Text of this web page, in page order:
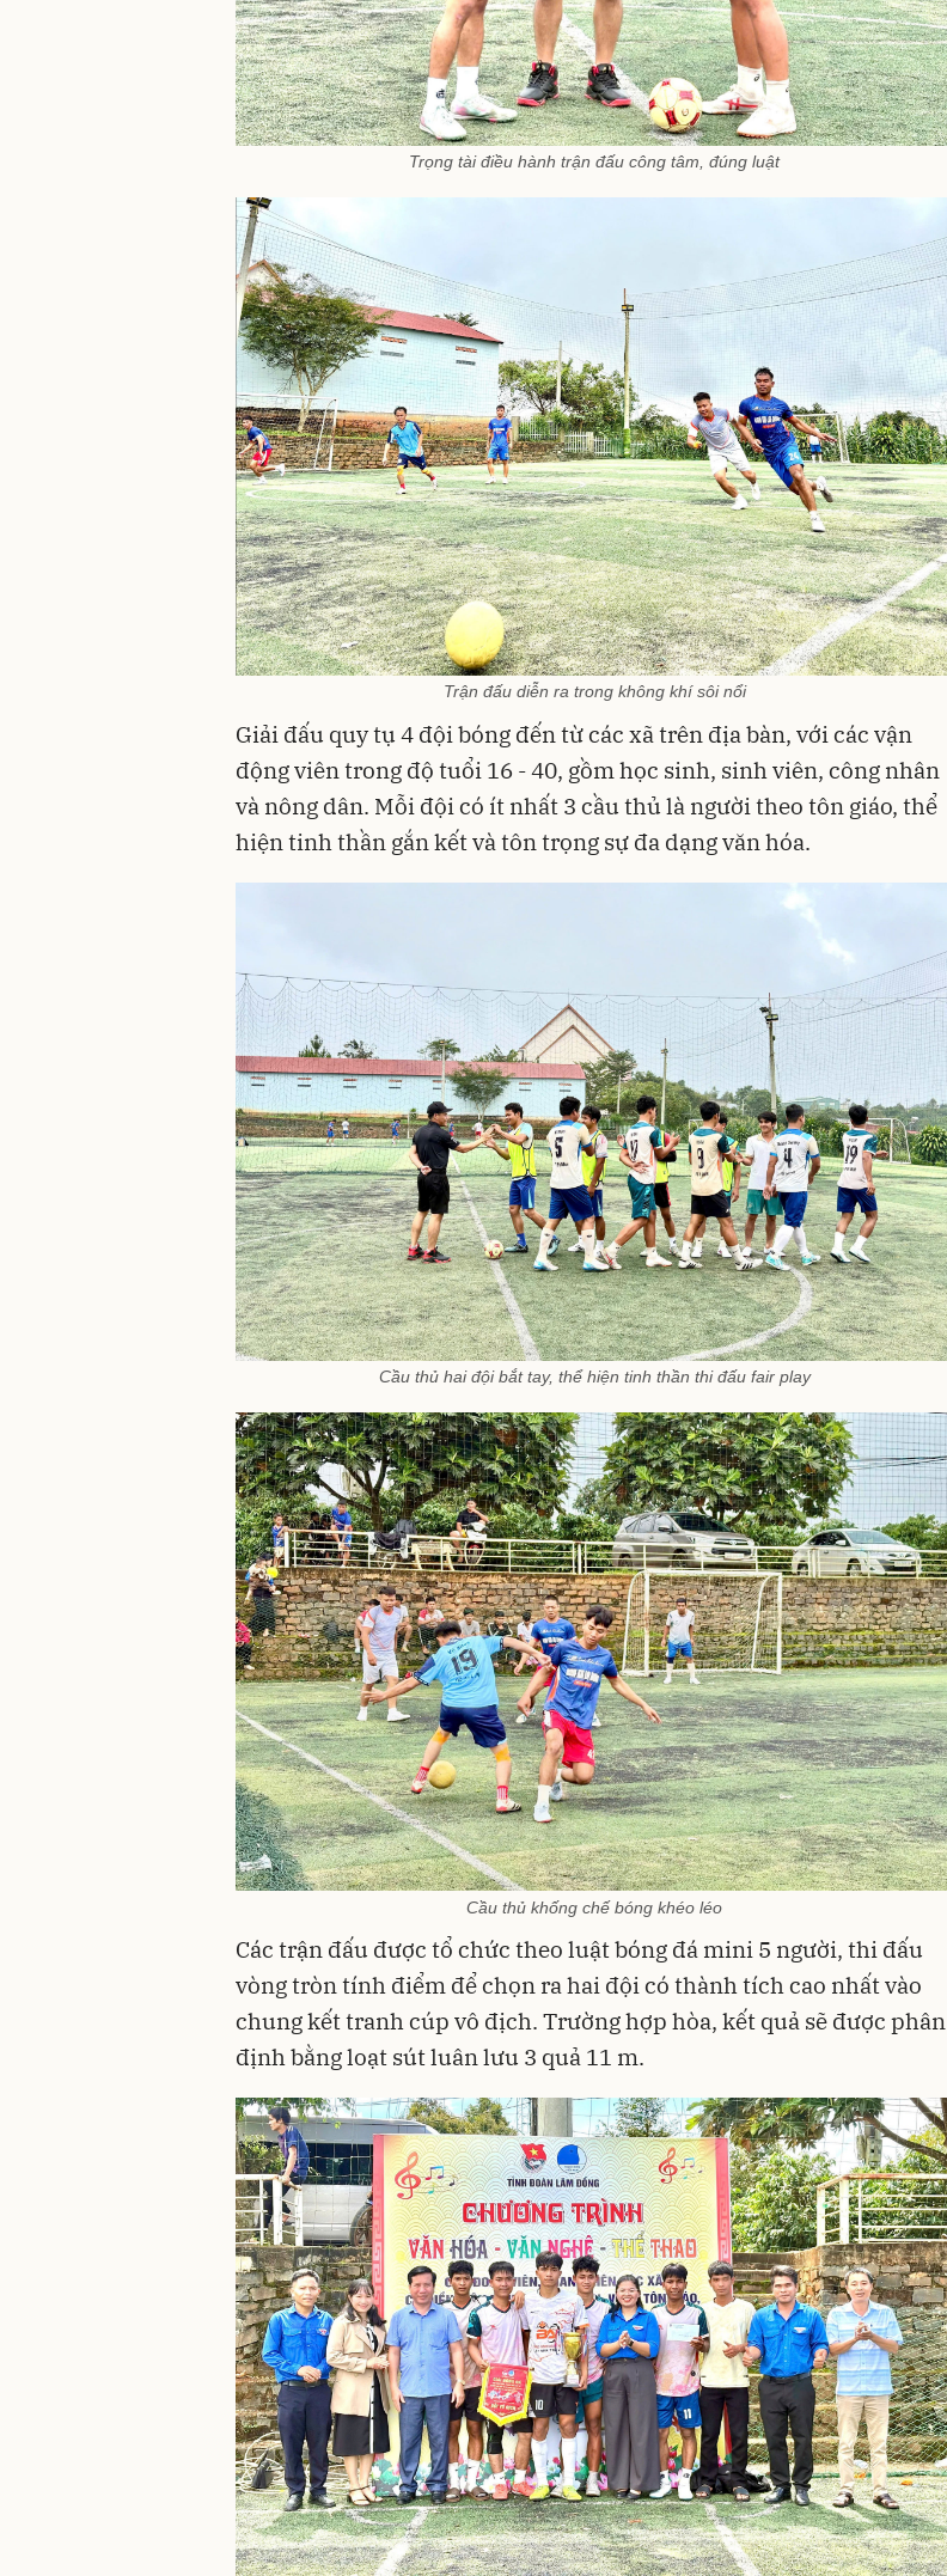
Trọng tài điều hành trận đấu công tâm, đúng luật
Trận đấu diễn ra trong không khí sôi nổi
Giải đấu quy tụ 4 đội bóng đến từ các xã trên địa bàn, với các vận
động viên trong độ tuổi 16 - 40, gồm học sinh, sinh viên, công nhân
và nông dân. Mỗi đội có ít nhất 3 cầu thủ là người theo tôn giáo, thể
hiện tinh thần gắn kết và tôn trọng sự đa dạng văn hóa.
Cầu thủ hai đội bắt tay, thể hiện tinh thần thi đấu fair play
Cầu thủ khống chế bóng khéo léo
Các trận đấu được tổ chức theo luật bóng đá mini 5 người, thi đấu
vòng tròn tính điểm để chọn ra hai đội có thành tích cao nhất vào
chung kết tranh cúp vô địch. Trường hợp hòa, kết quả sẽ được phân
định bằng loạt sút luân lưu 3 quả 11 m.